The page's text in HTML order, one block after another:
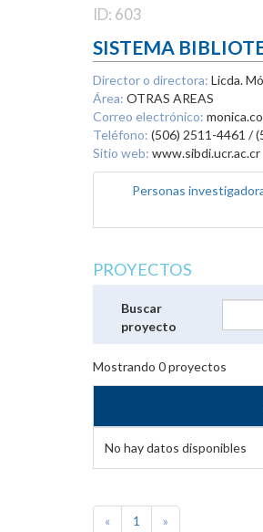
ID: 603
SISTEMA
Director o directora: Licda.
Área: OTRAS AREAS
Correo electrónico:
Teléfono: (506) 2511-4461 /
Sitio web: www.sibdi.ucr.ac.cr
Personas
PROYECTOS
Buscar
proyecto
Mostrando 0proyectos
No hay datos disponibles
« 1 »